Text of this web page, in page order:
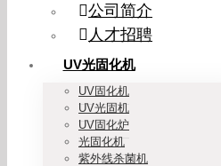
公司简介
人才招聘
UV光固化机
UV固化机
UV光固机
UV固化炉
光固化机
紫外线杀菌机